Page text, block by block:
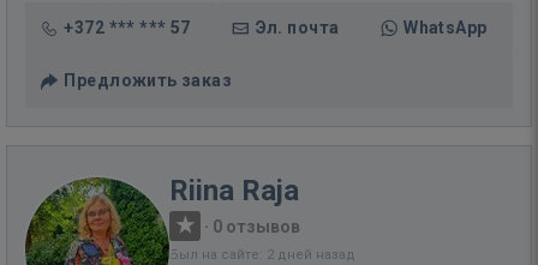
+372 *** *** 57 Эл. почта WhatsApp
Предложить заказ
Riina Raja
· 0 отзывов
Был на сайте: 2 дней назад